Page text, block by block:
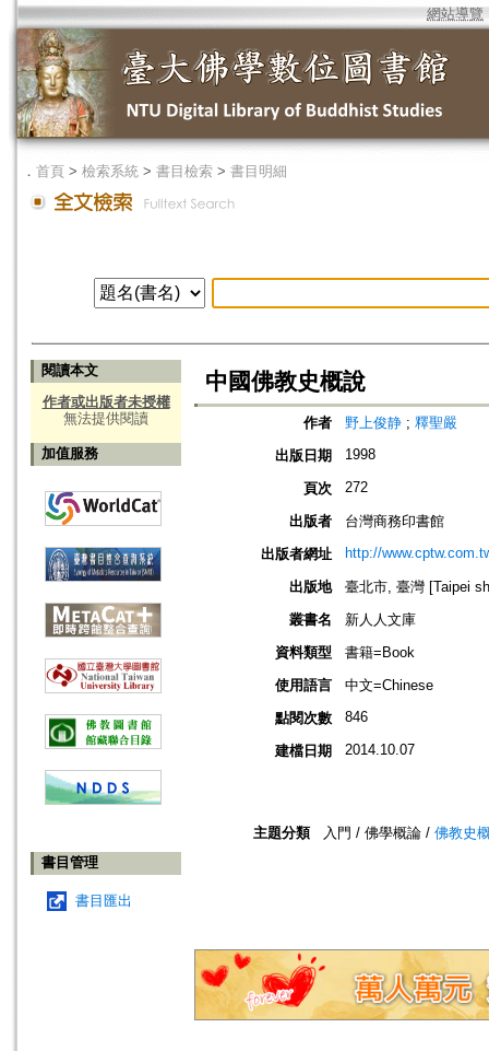
網站導覽
． 首頁 > 檢索系統 > 書目檢索 > 書目明細
閱讀本文
作者或出版者未授權
無法提供閱讀
加值服務
書目管理
書目匯出
中國佛教史概說
作者 野上俊静 ; 釋聖嚴
出版日期
1998
頁次 272
出版者
台灣商務印書館
出版者網址
http://
出版地
臺北市, 臺灣 [Taipei
叢書名
新人人文庫
資料類型
書籍=Book
使用語言
中文=Chinese
點閱次數
846
建檔日期 2014.10.07
主題分類 入門 / 佛學概論 / 佛教史